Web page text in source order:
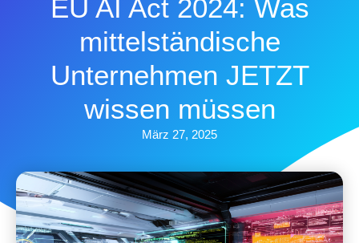
EU AI Act 2024: Was
mittelständische
Unternehmen JETZT
wissen müssen
März 27, 2025